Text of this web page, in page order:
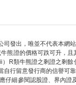
發出，唯並不代表本
熊證的價格可跌可升，
R類牛熊證之剩證之剩
行留意發行商的信譽
細參閱認股證、界內